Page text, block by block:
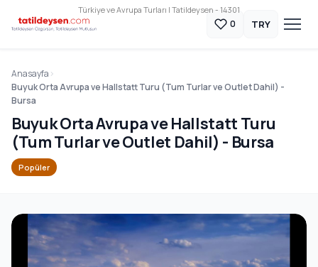
Türkiye ve Avrupa Turları | Tatildeysen - 14301
0 TRY
Anasayfa
Buyuk Orta Avrupa ve Hallstatt Turu (Tum Turlar ve Outlet Dahil) -
Bursa
Buyuk Orta Avrupa ve Hallstatt Turu
(Tum Turlar ve Outlet Dahil) - Bursa
Popüler